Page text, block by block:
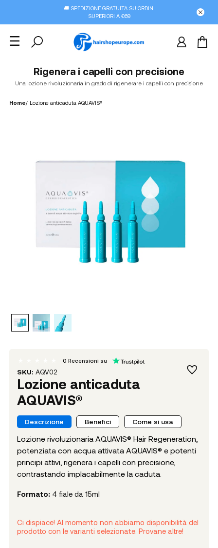
🚚 SPEDIZIONE GRATUITA SU ORDINI
SUPERIORI A €69
Rigenera i capelli con precisione
Una lozione rivoluzionaria in grado di rigenerare i capelli con precisione
Home/ Lozione anticaduta AQUAVIS®
SKU: AQV02
Lozione anticaduta
AQUAVIS®
0 Recensioni su
Descrizione Benefici Come si usa
Lozione rivoluzionaria AQUAVIS® Hair Regeneration,
potenziata con acqua attivata AQUAVIS® e potenti
principi attivi, rigenera i capelli con precisione,
contrastando implacabilmente la caduta.
Formato: 4 fiale da 15ml
Ci dispiace! Al momento non abbiamo disponibilità del
prodotto con le varianti selezionate. Provane altre!